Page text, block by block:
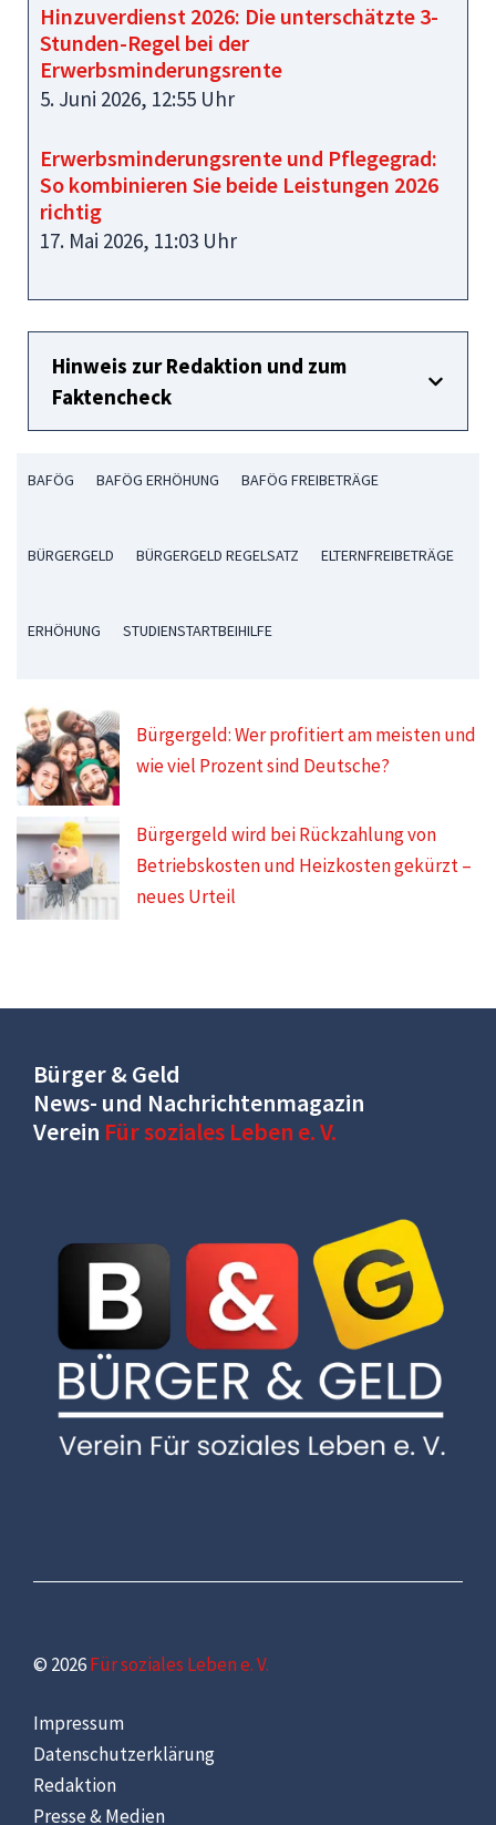
Hinzuverdienst 2026: Die unterschätzte 3-
Stunden-Regel bei der
Erwerbsminderungsrente
5. Juni 2026, 12:55 Uhr
Erwerbsminderungsrente und Pflegegrad:
So kombinieren Sie beide Leistungen 2026
richtig
17. Mai 2026, 11:03 Uhr
Hinweis zur Redaktion und zum
Faktencheck
BAFÖG BAFÖG ERHÖHUNG BAFÖG FREIBETRÄGE
BÜRGERGELD BÜRGERGELD REGELSATZ ELTERNFREIBETRÄGE
ERHÖHUNG STUDIENSTARTBEIHILFE
Bürgergeld: Wer profitiert am meisten und
wie viel Prozent sind Deutsche?
Bürgergeld wird bei Rückzahlung von
Betriebskosten und Heizkosten gekürzt –
neues Urteil
Bürger & Geld
News- und Nachrichtenmagazin
Verein Für soziales Leben e. V.
© 2026Für soziales Leben e. V.
Impressum
Datenschutzerklärung
Redaktion
Presse & Medien